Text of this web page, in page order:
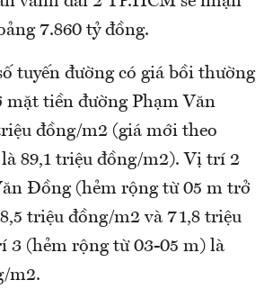
7.860 tỷ đồng.
tuyến đường có giá bồi thường
mặt tiền đường Phạm Văn
đồng/m2 (giá mới theo
89,1 triệu đồng/m2). Vị trí 2
Đồng (hẻm rộng từ 05 m trở
triệu đồng/m2 và 71,8 triệu
3 (hẻm rộng từ 03-05 m) là
m2.